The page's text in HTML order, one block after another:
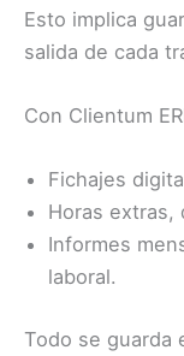
Esto implica
salida de cada
Con Clientum
Fichajes
Horas extras,
Informes
laboral.
Todo se guarda